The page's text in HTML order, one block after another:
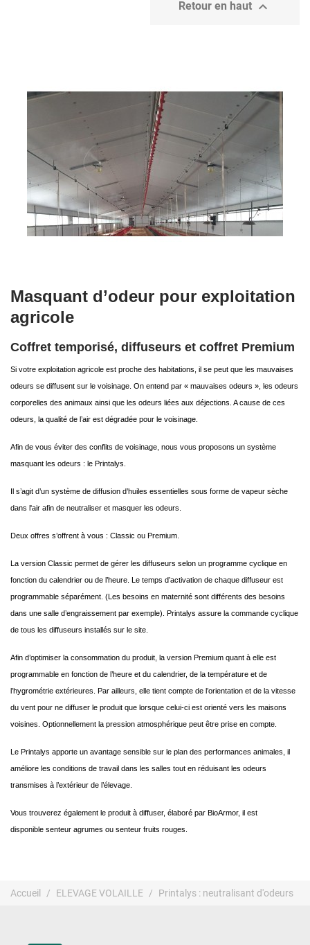
Retour en haut 
Masquant d’odeur pour exploitation
agricole
Coffret temporisé, diffuseurs et coffret Premium
Si votre exploitation agricole est proche des habitations, il se peut que les mauvaises
odeurs se diffusent sur le voisinage. On entend par « mauvaises odeurs », les odeurs
corporelles des animaux ainsi que les odeurs liées aux déjections. A cause de ces
odeurs, la qualité de l’air est dégradée pour le voisinage.
Afin de vous éviter des conflits de voisinage, nous vous proposons un système
masquant les odeurs : le Printalys.
Il s’agit d’un système de diffusion d’huiles essentielles sous forme de vapeur sèche
dans l'air afin de neutraliser et masquer les odeurs.
Deux offres s’offrent à vous : Classic ou Premium.
La version Classic permet de gérer les diffuseurs selon un programme cyclique en
fonction du calendrier ou de l’heure. Le temps d’activation de chaque diffuseur est
programmable séparément. (Les besoins en maternité sont différents des besoins
dans une salle d’engraissement par exemple). Printalys assure la commande cyclique
de tous les diffuseurs installés sur le site.
Afin d’optimiser la consommation du produit, la version Premium quant à elle est
programmable en fonction de l’heure et du calendrier, de la température et de
l’hygrométrie extérieures. Par ailleurs, elle tient compte de l’orientation et de la vitesse
du vent pour ne diffuser le produit que lorsque celui-ci est orienté vers les maisons
voisines. Optionnellement la pression atmosphérique peut être prise en compte.
Le Printalys apporte un avantage sensible sur le plan des performances animales, il
améliore les conditions de travail dans les salles tout en réduisant les odeurs
transmises à l’extérieur de l’élevage.
Vous trouverez également le produit à diffuser, élaboré par BioArmor, il est
disponible senteur agrumes ou senteur fruits rouges.
Accueil ELEVAGE VOLAILLE Printalys : neutralisant d'odeurs